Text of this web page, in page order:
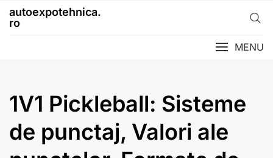
autoexpotehnica.
ro
MENU
1V1 Pickleball: Sisteme
de punctaj, Valori ale